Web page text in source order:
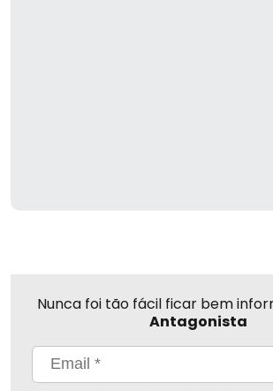
Nunca foi tão fácil ficar bem
Antagonista